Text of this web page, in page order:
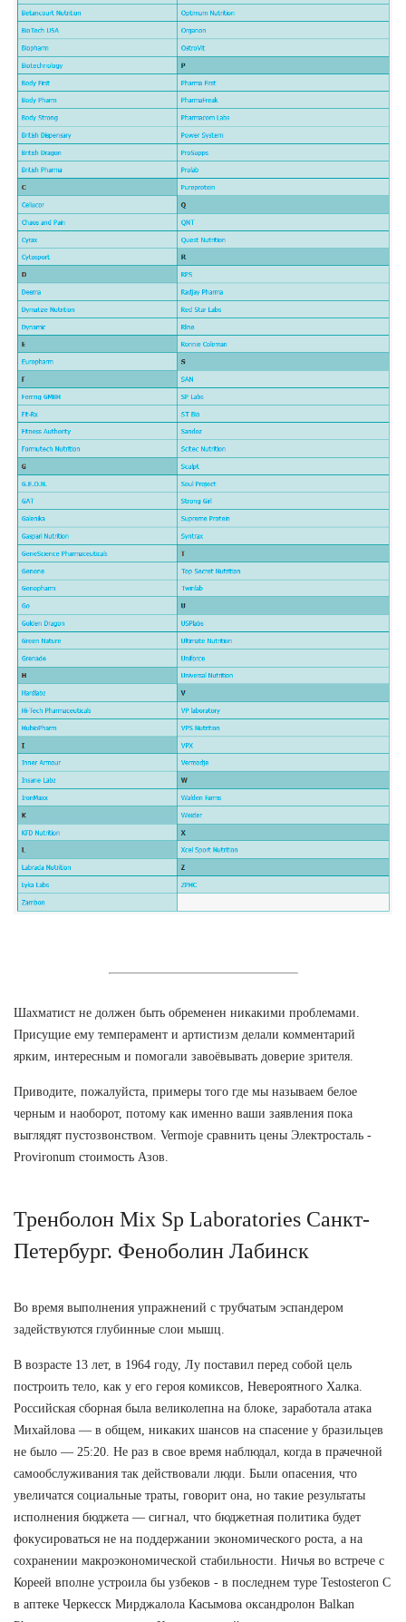
Шахматист не должен быть обременен никакими проблемами.
Присущие ему темперамент и артистизм делали комментарий
ярким, интересным и помогали завоёвывать доверие зрителя.
Приводите, пожалуйста, примеры того где мы называем белое
черным и наоборот, потому как именно ваши заявления пока
выглядят пустозвонством. Vermoje сравнить цены Электросталь -
Provironum стоимость Азов.
Тренболон Mix Sp Laboratories Санкт-
Петербург. Феноболин Лабинск
Во время выполнения упражнений с трубчатым эспандером
задействуются глубинные слои мышц.
В возрасте 13 лет, в 1964 году, Лу поставил перед собой цель
построить тело, как у его героя комиксов, Невероятного Халка.
Российская сборная была великолепна на блоке, заработала атака
Михайлова — в общем, никаких шансов на спасение у бразильцев
не было — 25:20. Не раз в свое время наблюдал, когда в прачечной
самообслуживания так действовали люди. Были опасения, что
увеличатся социальные траты, говорит она, но такие результаты
исполнения бюджета — сигнал, что бюджетная политика будет
фокусироваться не на поддержании экономического роста, а на
сохранении макроэкономической стабильности. Ничья во встрече с
Кореей вполне устроила бы узбеков - в последнем туре Testosteron C
в аптеке Черкесск Мирджалола Касымова оксандролон Balkan